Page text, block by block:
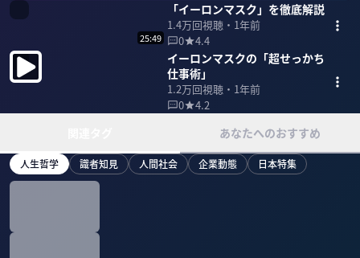
「イーロンマスク」を徹底解説
1.4万回視聴・ 1年前
0
4.4
25:49
イーロンマスクの「超せっかち
仕事術」
1.2万回視聴・ 1年前
0
4.2
あなたへのおすすめ
人生哲学 識者知見 人間社会 企業動態 日本特集